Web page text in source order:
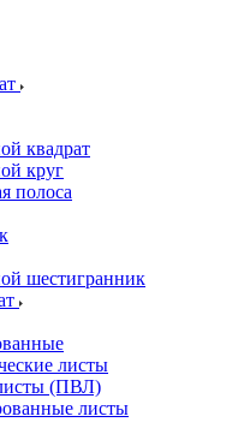
квадрат
круг
полоса
шестигранник
листы
(ПВЛ)
листы